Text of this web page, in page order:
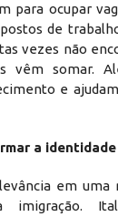
para ocupar
de
vezes não
vêm somar.
e
a
em uma
imigração.